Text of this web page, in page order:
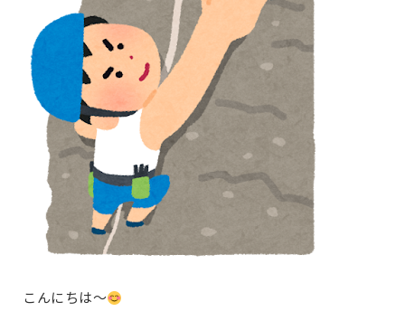
こんにちは～